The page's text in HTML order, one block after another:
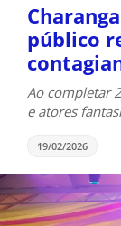
público
Ao completar
e atores
19/02/2026